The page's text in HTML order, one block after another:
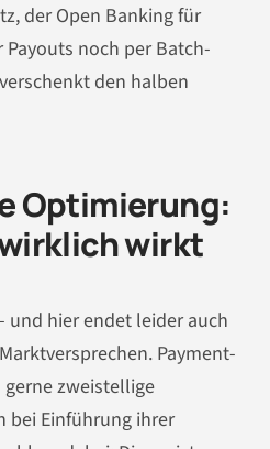
der Open Banking für
noch per Batch-
den halben
Optimierung:
wirkt
und hier endet leider auch
Payment-
zweistellige
bei Einführung ihrer